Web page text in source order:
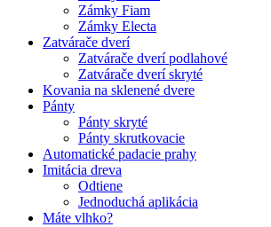
Zámky Fiam
Zámky Electa
Zatvárače dverí
Zatvárače dverí podlahové
Zatvárače dverí skryté
Kovania na sklenené dvere
Pánty
Pánty skryté
Pánty skrutkovacie
Automatické padacie prahy
Imitácia dreva
Odtiene
Jednoduchá aplikácia
Máte vlhko?